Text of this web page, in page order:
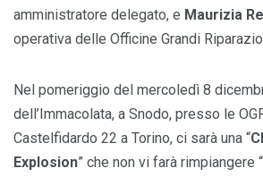
amministratore delegato, e Maurizia
operativa delle Officine Grandi
Nel pomeriggio del mercoledì 8
dell’Immacolata, a Snodo, presso le
Castelfidardo 22 a Torino, ci sarà una “
Explosion” che non vi farà rimpiangere